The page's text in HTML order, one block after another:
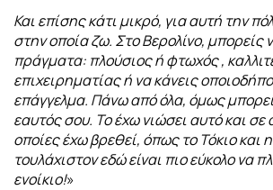
Και επίσης κάτι μικρό, για αυτή την
στην οποία ζω. Στο Βερολίνο, μπορείς
πράγματα: πλούσιος ή φτωχός ,
επιχειρηματίας ή να κάνεις
επάγγελμα. Πάνω από όλα, όμως
εαυτός σου. Το έχω νιώσει αυτό και σε
οποίες έχω βρεθεί, όπως το Τόκιο και
τουλάχιστον εδώ είναι πιο εύκολο να
ενοίκιο!»